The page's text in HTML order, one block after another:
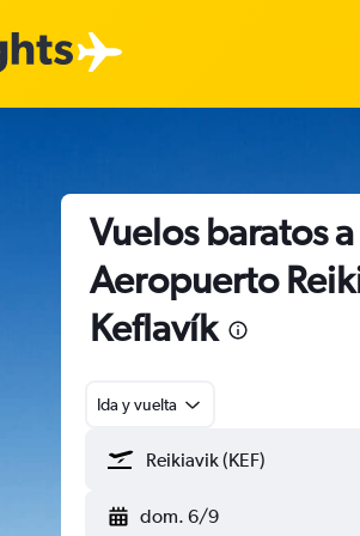
Vuelos baratos
Aeropuerto
Keflavík
Ida y vuelta
dom. 6/9